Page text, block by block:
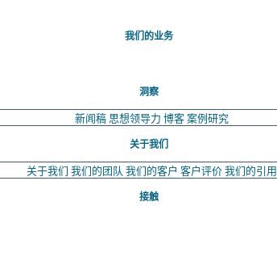
我们的业务
洞察
新闻稿 思想领导力 博客案例研究
关于我们
关于我们 我们的团队 我们的客户 客户评价我们的引用
接触